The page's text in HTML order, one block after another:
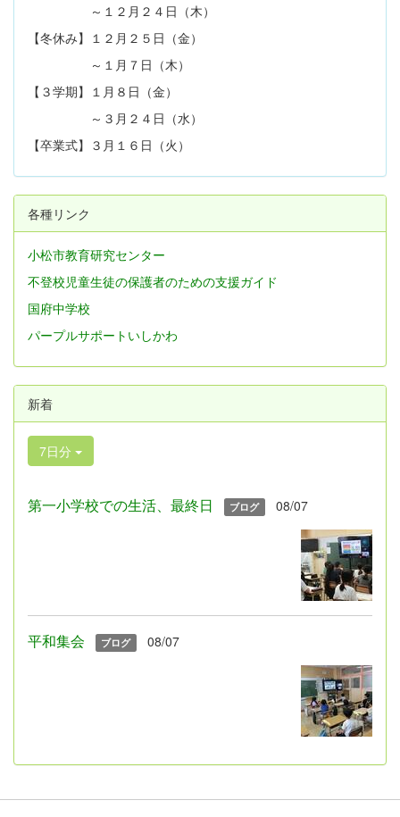
～１２月２４日（木）
【冬休み】１２月２５日（金）
～１月７日（木）
【３学期】１月８日（金）
～３月２４日（水）
【卒業式】３月１６日（火）
各種リンク
小松市教育研究センター
不登校児童生徒の保護者のための支援ガイド
国府中学校
パープルサポートいしかわ
新着
7日分
第一小学校での生活、最終日 ブログ 08/07
平和集会 ブログ 08/07